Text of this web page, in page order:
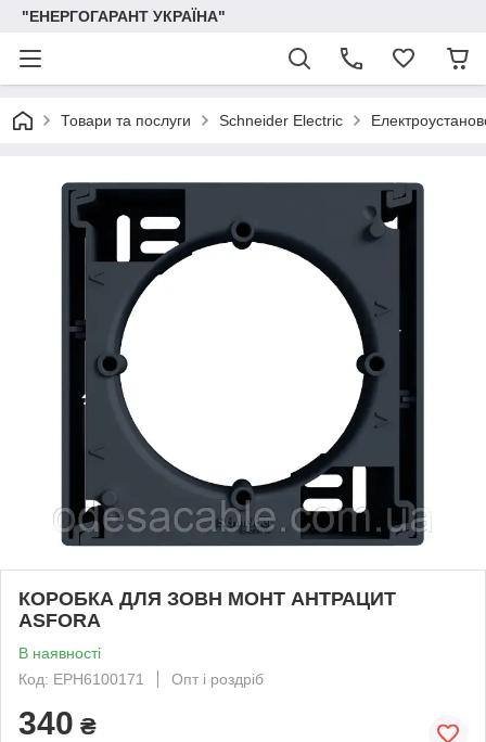
"ЕНЕРГОГАРАНТ УКРАЇНА"
Товари та послуги Schneider Electric
КОРОБКА ДЛЯ ЗОВН МОНТ АНТРАЦИТ
ASFORA
В наявності
Код: EPH6100171
Опт і роздріб
340 ₴